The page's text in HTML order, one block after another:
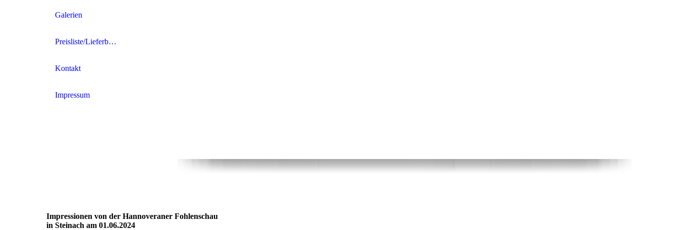
Galerien
Preisliste/Lieferbedingungen
Kontakt
Impressum
Impressionen von der Hannoveraner Fohlenschau
in Steinach am 01.06.2024